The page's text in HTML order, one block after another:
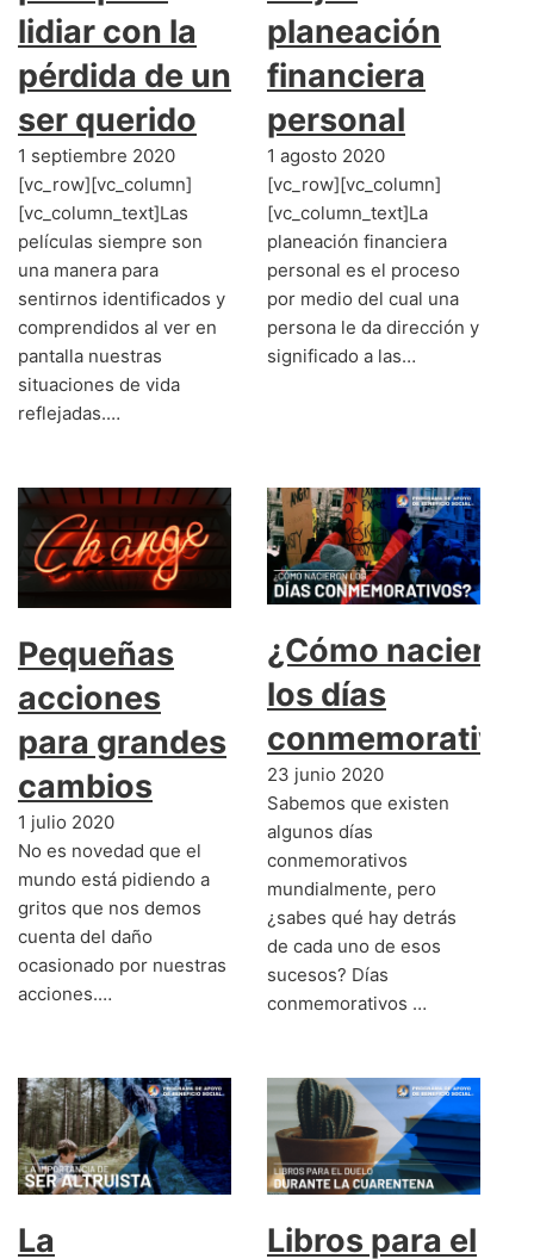
lidiar con la
pérdida de un
ser querido
1 septiembre 2020
[vc_row][vc_column]
[vc_column_text]Las
películas siempre son
una manera para
sentirnos identificados y
comprendidos al ver en
pantalla nuestras
situaciones de vida
reflejadas.…
planeación
financiera
personal
1 agosto 2020
[vc_row][vc_column]
[vc_column_text]La
planeación financiera
personal es el proceso
por medio del cual una
persona le da dirección y
significado a las…
Pequeñas
acciones
para grandes
cambios
1 julio 2020
No es novedad que el
mundo está pidiendo a
gritos que nos demos
cuenta del daño
ocasionado por nuestras
acciones.…
¿Cómo nacieron
los días
23 junio 2020
Sabemos que existen
algunos días
conmemorativos
mundialmente, pero
¿sabes qué hay detrás
de cada uno de esos
sucesos? Días
conmemorativos …
La Libros para el